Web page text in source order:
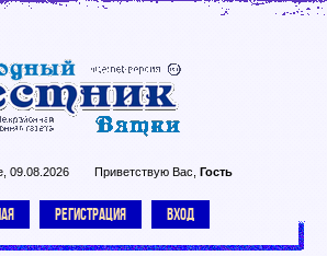
09.08.2026 Приветствую Вас Гость
РЕГИСТРАЦИЯ ВХОД